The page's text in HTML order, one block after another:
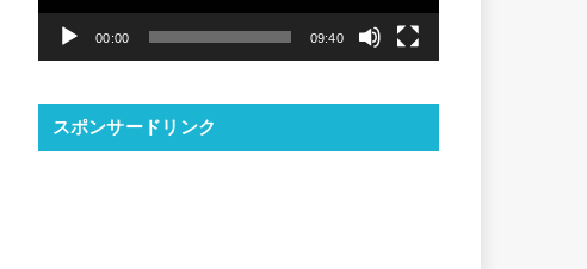
ヤ
00:00 09:40
スポンサードリンク